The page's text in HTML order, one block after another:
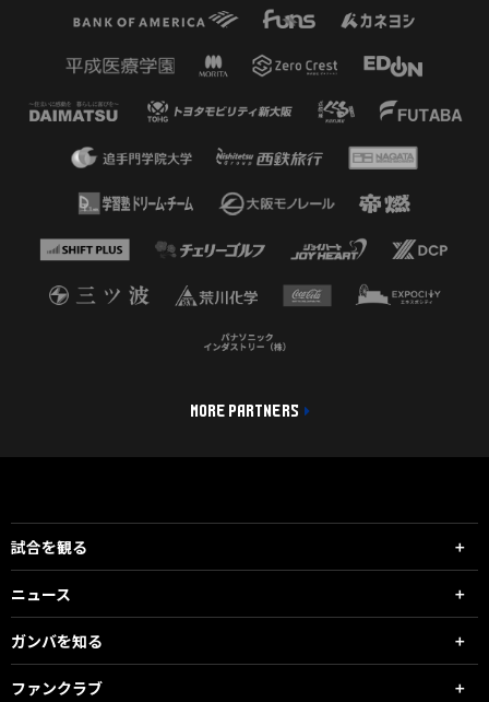
MORE PARTNERS
試合を観る
ニュース
ガンバを知る
ファンクラブ